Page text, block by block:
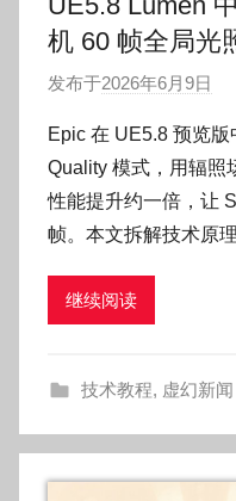
机 60 帧全局光
发布于2026年6月9日
:
O
k
g
o
Epic 在 UE5.8 预览
Quality 模式，用辐照
性能提升约一倍，让
帧。本文拆解技术原
继续阅读
技术教程, 虚幻新闻